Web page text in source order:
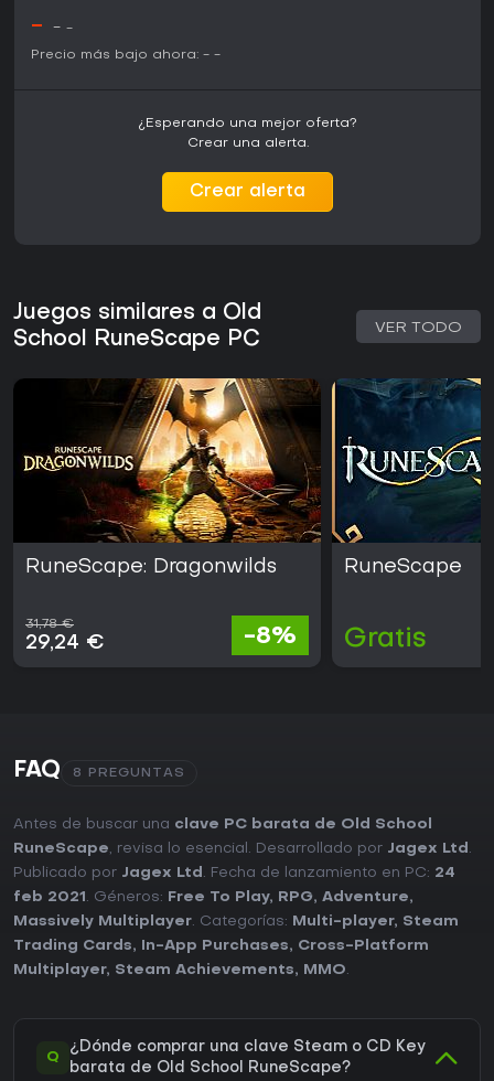
profundidad y nostalgia, sigue siendo una opción sólida en
2026.
- - -
Precio más bajo ahora: - -
¿Esperando una mejor oferta?
Crear una alerta.
Crear alerta
Juegos similares a Old
School RuneScape PC
VER TODO
RuneScape: Dragonwilds
31,78 €
29,24 € -8%
RuneScape
Gratis
FAQ 8 PREGUNTAS
Antes de buscar una clave PC barata de Old School
RuneScape, revisa lo esencial. Desarrollado por Jagex Ltd .
Publicado por Jagex Ltd . Fecha de lanzamiento en PC: 24
feb 2021 . Géneros: Free To Play, RPG, Adventure,
Massively Multiplayer. Categorías: Multi-player, Steam
Trading Cards, In-App Purchases, Cross-Platform
Multiplayer, Steam Achievements, MMO.
Q
¿Dónde comprar una clave Steam o CD Key
barata de Old School RuneScape?